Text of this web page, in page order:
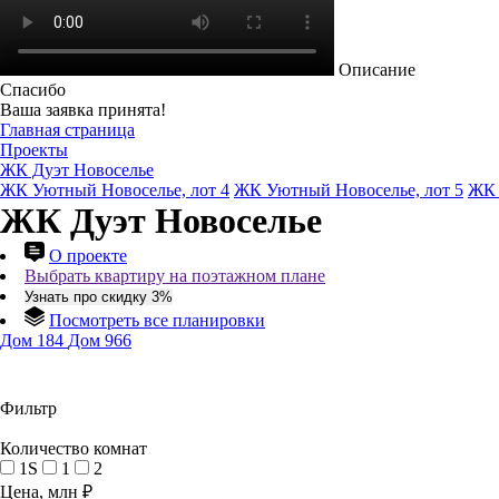
Описание
Спасибо
Ваша заявка принята!
Главная страница
Проекты
ЖК Дуэт Новоселье
ЖК Уютный Новоселье, лот 4 ЖК Уютный Новоселье, лот 5 ЖК
ЖК Дуэт Новоселье
О проекте
Выбрать квартиру на поэтажном плане
Узнать про скидку 3%
Посмотреть все планировки
Дом 184 Дом 966
Фильтр
Количество комнат
1S
1
2
Цена, млн ₽